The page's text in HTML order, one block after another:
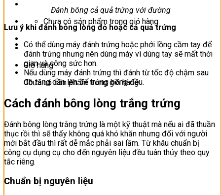
Chưa có sản phẩm trong giỏ hàng.
Giỏ hàng
Chưa có sản phẩm trong giỏ hàng.
Đánh bông cả quả trứng với đường
Lưu ý khi đánh bông lòng đỏ hoặc cả quả trứng
Có thể dùng máy đánh trứng hoặc phới lồng cầm tay để
đánh trứng nhưng nên dùng máy vì dùng tay sẽ mất thời
gian và công sức hơn.
Nếu dùng máy đánh trứng thì đánh từ tốc độ chậm sau
đó tăng dần lên để trứng bông đều.
Cách đánh bông lòng trắng trứng
Đánh bông lòng trắng trứng là một kỹ thuật mà nếu ai đã thuần
thục rồi thì sẽ thấy không quá khó khăn nhưng đối với người
mới bắt đầu thì rất dễ mắc phải sai lầm. Từ khâu chuẩn bị
công cụ dụng cụ cho đến nguyên liệu đều tuân thủy theo quy
tắc riêng.
Chuẩn bị nguyên liệu